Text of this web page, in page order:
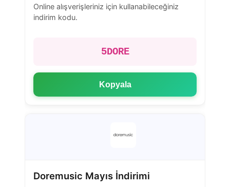
Online alışverişleriniz için kullanabileceğiniz
indirim kodu.
5DORE
Kopyala
Doremusic Mayıs İndirimi